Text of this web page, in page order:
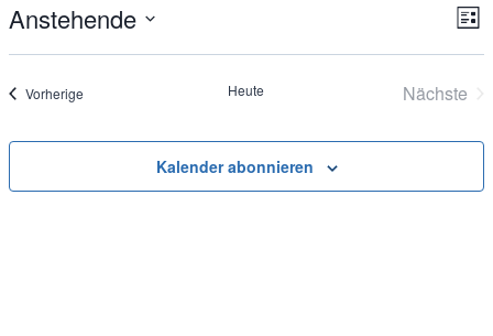
Anstehende
Datum
Vorherige Heute
Nächste
Kalender abonnieren